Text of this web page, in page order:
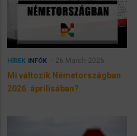
HÍREK INFÓK 26 March 2026
Mi változik Németországban
2026. áprilisában?